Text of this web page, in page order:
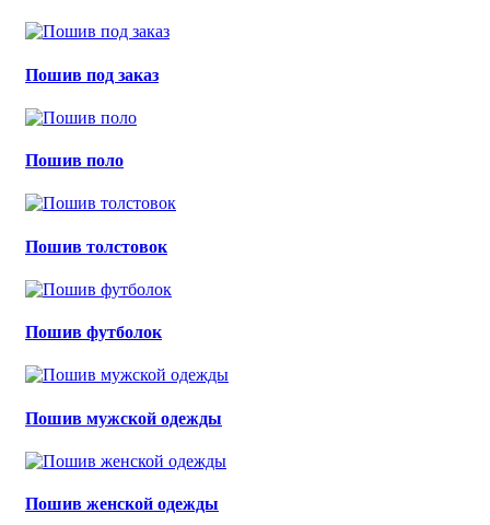
Пошив под заказ
Пошив поло
Пошив толстовок
Пошив футболок
Пошив мужской одежды
Пошив женской одежды